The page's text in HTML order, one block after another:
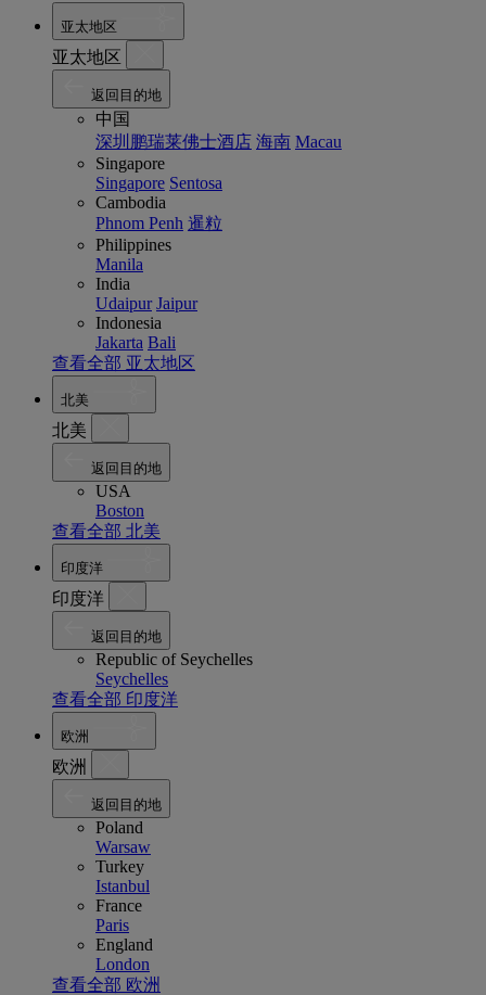
亚太地区
亚太地区
返回目的地
中国
深圳鹏瑞莱佛士酒店 海南 Macau
Singapore
Singapore Sentosa
Cambodia
Phnom Penh 暹粒
Philippines
Manila
India
Udaipur Jaipur
Indonesia
Jakarta Bali
查看全部 亚太地区
北美
北美
返回目的地
USA
Boston
查看全部 北美
印度洋
印度洋
返回目的地
Republic of Seychelles
Seychelles
查看全部 印度洋
欧洲
欧洲
返回目的地
Poland
Warsaw
Turkey
Istanbul
France
Paris
England
London
查看全部 欧洲